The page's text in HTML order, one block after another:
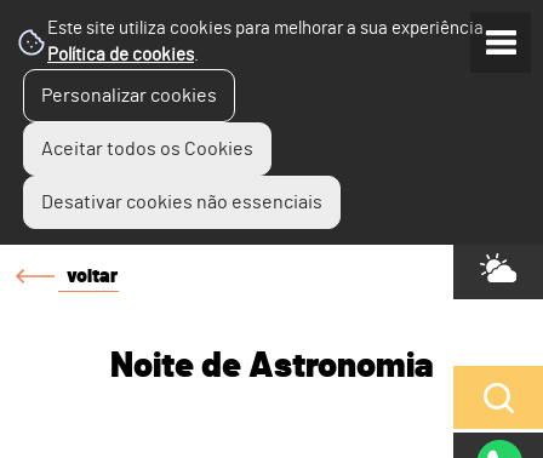
Este site utiliza cookies para melhorar a sua experiência.
Política de cookies.
Personalizar cookies
Aceitar todos os Cookies
Desativar cookies não essenciais
voltar
Noite de Astronomia